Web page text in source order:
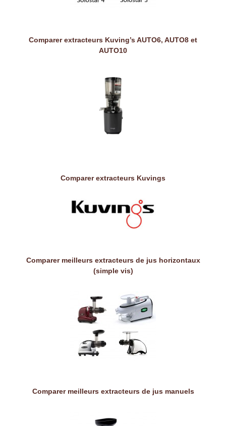
Comparer extracteurs Kuving’s AUTO6, AUTO8 et
AUTO10
Comparer extracteurs Kuvings
Comparer meilleurs extracteurs de jus horizontaux
(simple vis)
Comparer meilleurs extracteurs de jus manuels